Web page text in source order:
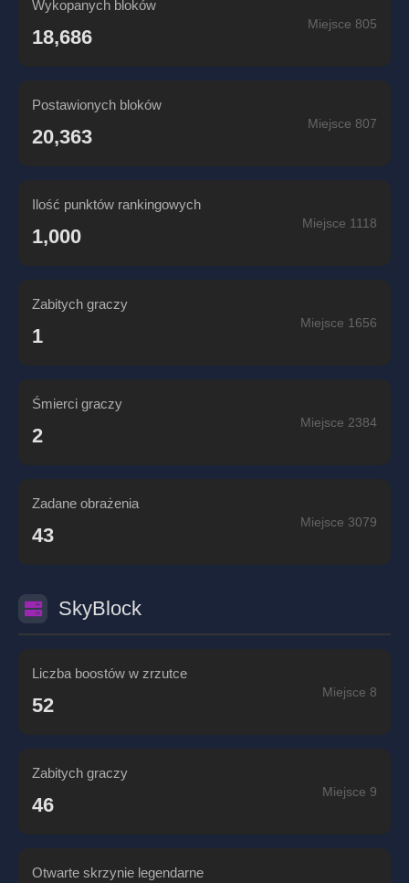
Wykopanych bloków
18,686
Miejsce 805
Postawionych bloków
20,363
Miejsce 807
Ilość punktów rankingowych
1,000
Miejsce 1118
Zabitych graczy
1
Miejsce 1656
Śmierci graczy
2
Miejsce 2384
Zadane obrażenia
43
Miejsce 3079
SkyBlock
Liczba boostów w zrzutce
52
Miejsce 8
Zabitych graczy
46
Miejsce 9
Otwarte skrzynie legendarne